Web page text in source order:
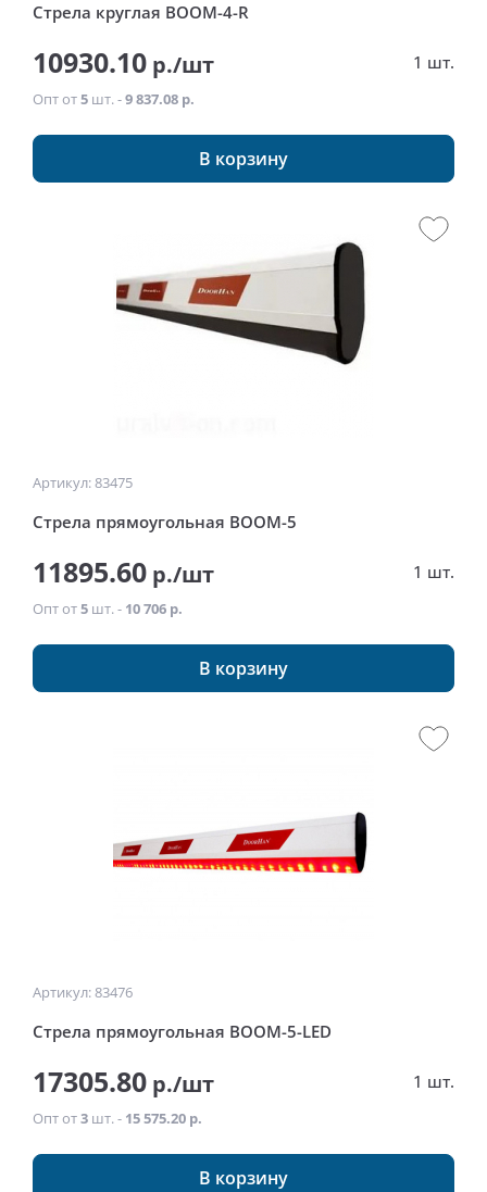
Стрела круглая BOOM-4-R
10930.10 р./шт 1 шт.
Опт от5 шт. -9 837.08 р.
В корзину
Артикул: 83475
Стрела прямоугольная BOOM-5
11895.60 р./шт 1 шт.
Опт от5 шт. - 10 706 р.
В корзину
Артикул: 83476
Стрела прямоугольная BOOM-5-LED
17305.80 р./шт 1 шт.
Опт от3 шт. - 15 575.20 р.
В корзину